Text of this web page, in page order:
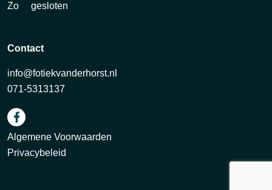
Zo
gesloten
Contact
info@fotiekvanderhorst.nl
071-5313137
Algemene Voorwaarden
Privacybeleid